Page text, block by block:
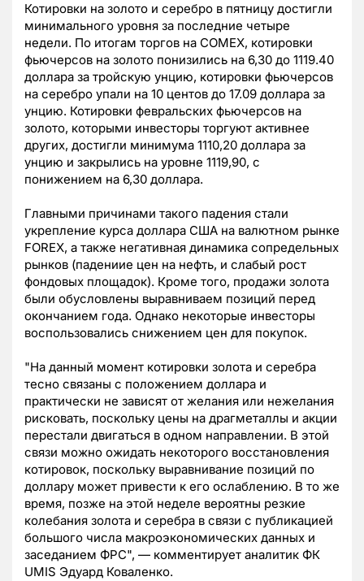
Котировки на золото и серебро в пятницу достигли
минимального уровня за последние четыре
недели. По итогам торгов на COMEX, котировки
фьючерсов на золото понизились на 6,30 до 1119.40
доллара за тройскую унцию, котировки фьючерсов
на серебро упали на 10 центов до 17.09 доллара за
унцию. Котировки февральских фьючерсов на
золото, которыми инвесторы торгуют активнее
других, достигли минимума 1110,20 доллара за
унцию и закрылись на уровне 1119,90, с
понижением на 6,30 доллара.
Главными причинами такого падения стали
укрепление курса доллара США на валютном рынке
FOREX, а также негативная динамика сопредельных
рынков (падениие цен на нефть, и слабый рост
фондовых площадок). Кроме того, продажи золота
были обусловлены выравниваем позиций перед
окончанием года. Однако некоторые инвесторы
воспользовались снижением цен для покупок.
"На данный момент котировки золота и серебра
тесно связаны с положением доллара и
практически не зависят от желания или нежелания
рисковать, поскольку цены на драгметаллы и акции
перестали двигаться в одном направлении. В этой
связи можно ожидать некоторого восстановления
котировок, поскольку выравнивание позиций по
доллару может привести к его ослаблению. В то же
время, позже на этой неделе вероятны резкие
колебания золота и серебра в связи с публикацией
большого числа макроэкономических данных и
заседанием ФРС", — комментирует аналитик ФК
UMIS Эдуард Коваленко.